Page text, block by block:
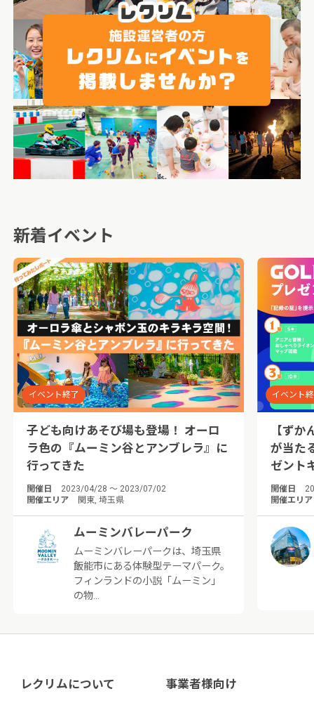
新着イベント
イベント終了
子ども向けあそび場も登場！ オーロ
ラ色の『ムーミン谷とアンブレラ』に
行ってきた
開催日
2023/04/28 ～ 2023/07/02
開催エリア
関東, 埼玉県
ムーミンバレーパーク
ムーミンバレーパークは、埼玉県
飯能市にある体験型テーマパーク。
フィンランドの小説「ムーミン」
の物…
イベント
【ず
が当た
ゼント
開催日
開催エリア
レクリムについて 事業者様向け